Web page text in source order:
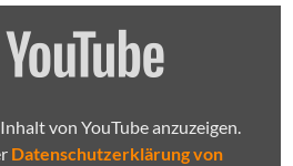
von YouTube anzuzeigen.
Datenschutzerklärung von